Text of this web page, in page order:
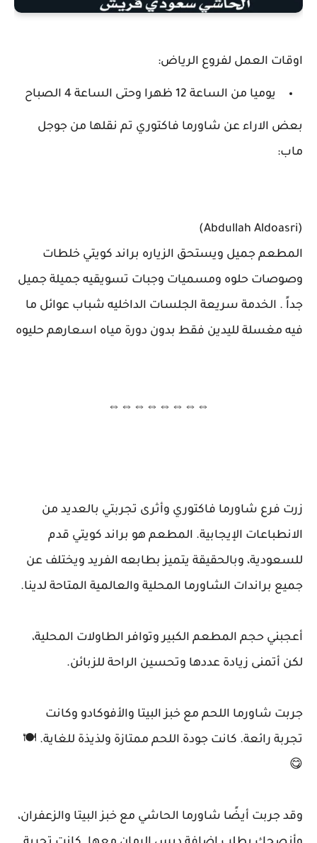
اوقات العمل لفروع الرياض:
يوميا من الساعة 12 ظهرا وحتى الساعة 4 الصباح
بعض الاراء عن شاورما فاكتوري تم نقلها من جوجل
ماب:
(Abdullah Aldoasri)
المطعم جميل ويستحق الزياره براند كويتي خلطات
وصوصات حلوه ومسميات وجبات تسويقيه جميلة جميل
جداً . الخدمة سريعة الجلسات الداخليه شباب عوائل ما
فيه مغسلة لليدين فقط بدون دورة مياه اسعارهم حليوه
⇔⇔⇔⇔⇔⇔⇔⇔
زرت فرع شاورما فاكتوري وأثرى تجربتي بالعديد من
الانطباعات الإيجابية. المطعم هو براند كويتي قدم
للسعودية، وبالحقيقة يتميز بطابعه الفريد ويختلف عن
جميع براندات الشاورما المحلية والعالمية المتاحة لدينا.
أعجبني حجم المطعم الكبير وتوافر الطاولات المحلية،
لكن أتمنى زيادة عددها وتحسين الراحة للزبائن.
جربت شاورما اللحم مع خبز البيتا والأفوكادو وكانت
تجربة رائعة. كانت جودة اللحم ممتازة ولذيذة للغاية. 🍽️
😋
وقد جربت أيضًا شاورما الحاشي مع خبز البيتا والزعفران،